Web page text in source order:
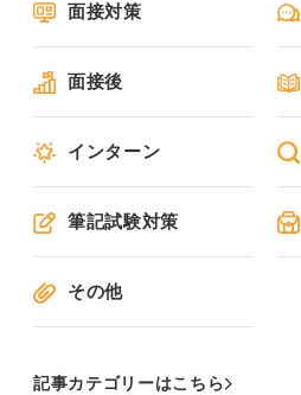
面接対策
面接後
インターン
筆記試験対策
その他
記事カテゴリーはこちら